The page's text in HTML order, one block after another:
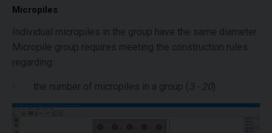
Micropiles
Individual micropiles in the group have the same diameter.
Micropile group requires meeting the construction rules
regarding:
the number of micropiles in a group ( 3 - 20)